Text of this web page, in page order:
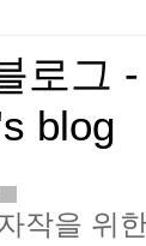
로그
blog
작을 위